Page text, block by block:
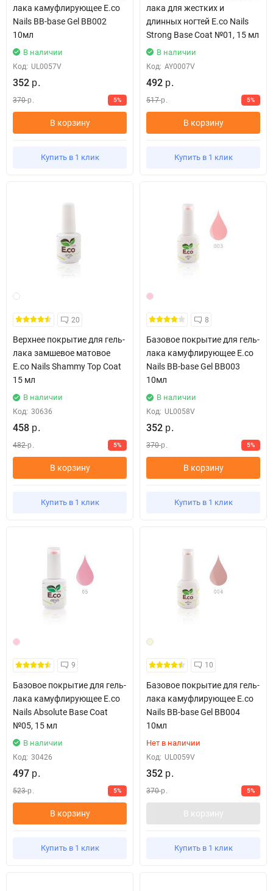
лака камуфлирующее E.co
Nails BB-base Gel BB002
10мл
В наличии
Код: UL0057V
352 р.
370р. 5%
В корзину
Купить в 1 клик
лака для жестких и
длинных ногтей E.co Nails
Strong Base Coat №01, 15 мл
В наличии
Код: AY0007V
492 р.
517р. 5%
В корзину
Купить в 1 клик
20
Верхнее покрытие для гель-
лака замшевое матовое
E.co Nails Shammy Top Coat
15 мл
В наличии
Код: 30636
458 р.
482 р. 5%
В корзину
Купить в 1 клик
8
Базовое покрытие для гель-
лака камуфлирующее E.co
Nails BB-base Gel BB003
10мл
В наличии
Код: UL0058V
352 р.
370 р. 5%
В корзину
Купить в 1 клик
9
Базовое покрытие для гель-
лака камуфлирующее E.co
Nails Absolute Base Coat
№05, 15 мл
В наличии
Код: 30426
497 р.
523р. 5%
В корзину
Купить в 1 клик
10
Базовое покрытие для гель-
лака камуфлирующее E.co
Nails BB-base Gel BB004
10мл
Нет в наличии
Код: UL0059V
352 р.
370р. 5%
В корзину
Купить в 1 клик